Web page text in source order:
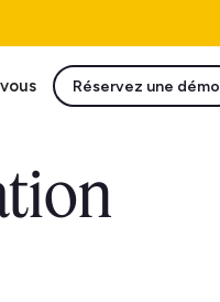
Réservez une démo